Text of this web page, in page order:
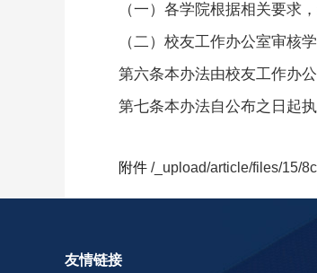
（一）各学院根据相关要求
（二）校友工作办公室审核
第六条本办法由校友工作办
第七条本办法自公布之日起
附件 /_upload/article/files/15/
友情链接